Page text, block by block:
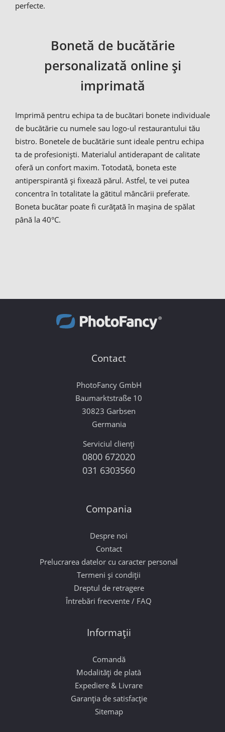
perfecte.
Bonetă de bucătărie
personalizată online și
imprimată
Imprimă pentru echipa ta de bucătari bonete individuale
de bucătărie cu numele sau logo-ul restaurantului tău
bistro. Bonetele de bucătărie sunt ideale pentru echipa
ta de profesioniști. Materialul antiderapant de calitate
oferă un confort maxim. Totodată, boneta este
antiperspirantă și fixează părul. Astfel, te vei putea
concentra în totalitate la gătitul mâncării preferate.
Boneta bucătar poate fi curățată în mașina de spălat
până la 40°C.
Contact
PhotoFancy GmbH
Baumarktstraße 10
30823 Garbsen
Germania
Serviciul clienți
0800 672020
031 6303560
Compania
Despre noi
Contact
Prelucrarea datelor cu caracter personal
Termeni și condiții
Dreptul de retragere
Întrebări frecvente / FAQ
Informații
Comandă
Modalități de plată
Expediere & Livrare
Garanția de satisfacție
Sitemap